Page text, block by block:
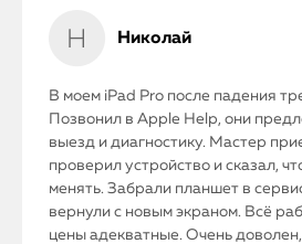
Николай
В моем iPad Pro после падения
Позвонил в Apple Help, они
выезд и диагностику. Мастер
проверил устройство и сказал,
менять. Забрали планшет в
вернули с новым экраном. Всё
цены адекватные. Очень